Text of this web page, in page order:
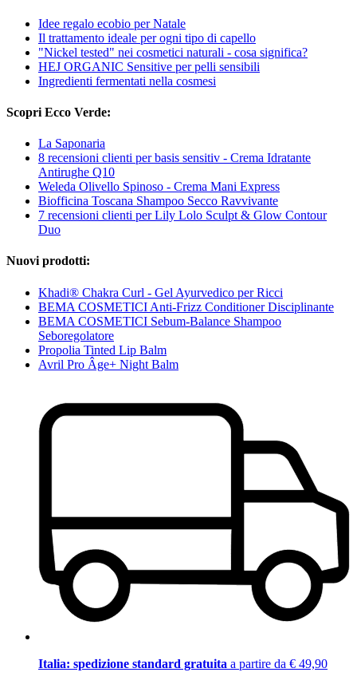
Idee regalo ecobio per Natale
Il trattamento ideale per ogni tipo di capello
"Nickel tested" nei cosmetici naturali - cosa significa?
HEJ ORGANIC Sensitive per pelli sensibili
Ingredienti fermentati nella cosmesi
Scopri Ecco Verde:
La Saponaria
8 recensioni clienti per basis sensitiv - Crema Idratante
Antirughe Q10
Weleda Olivello Spinoso - Crema Mani Express
Biofficina Toscana Shampoo Secco Ravvivante
7 recensioni clienti per Lily Lolo Sculpt & Glow Contour
Duo
Nuovi prodotti:
Khadi® Chakra Curl - Gel Ayurvedico per Ricci
BEMA COSMETICI Anti-Frizz Conditioner Disciplinante
BEMA COSMETICI Sebum-Balance Shampoo
Seboregolatore
Propolia Tinted Lip Balm
Avril Pro Âge+ Night Balm
Italia: spedizione standard gratuita a partire da € 49,90